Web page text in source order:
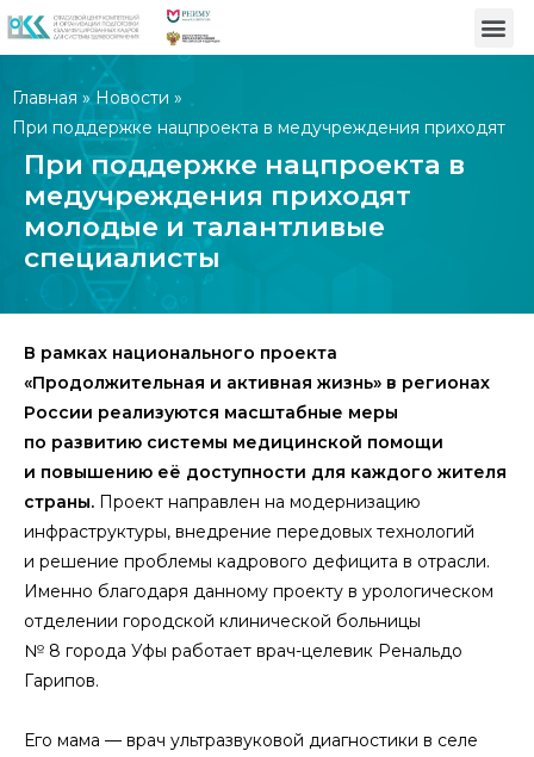
Главная »Новости »
При поддержке нацпроекта в медучреждения приходят
молодые и талантливые специалисты
При поддержке нацпроекта в
медучреждения приходят
молодые и талантливые
специалисты
В рамках национального проекта
«Продолжительная и активная жизнь» в регионах
России реализуются масштабные меры
по развитию системы медицинской помощи
и повышению её доступности для каждого жителя
страны. Проект направлен на модернизацию
инфраструктуры, внедрение передовых технологий
и решение проблемы кадрового дефицита в отрасли.
Именно благодаря данному проекту в урологическом
отделении городской клинической больницы
№ 8 города Уфы работает врач-целевик Ренальдо
Гарипов.
Его мама — врач ультразвуковой диагностики в селе